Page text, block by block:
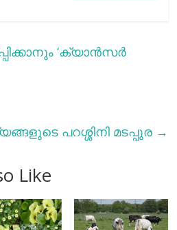
‘ക്യാൻസർ
പറശ്ശിനി മടപ്പുര →
Like